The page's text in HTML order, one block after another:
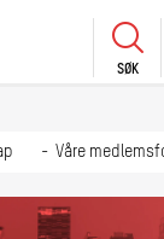
SØK
Våre